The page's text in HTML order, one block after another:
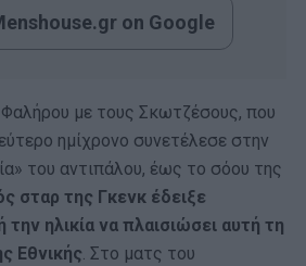
on Google
Φαλήρου με τους Σκωτζέσους, που
ημίχρονο συνετέλεσε στην
του αντιπάλου, έως το σόου της
σταρ της Γκενκ έδειξε
ηλικία να πλαισιώσει αυτή τη
Εθνικής. Στο ματς του